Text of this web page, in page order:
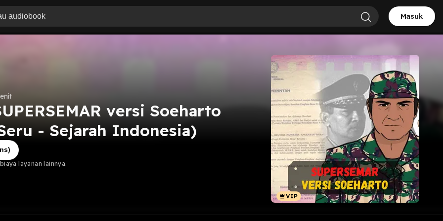
Masuk
versi Soeharto
- Sejarah Indonesia)
layanan lainnya.